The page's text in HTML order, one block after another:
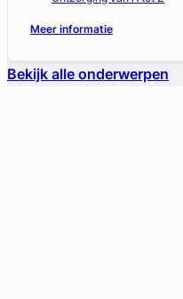
Meer informatie
Bekijk alle onderwerpen